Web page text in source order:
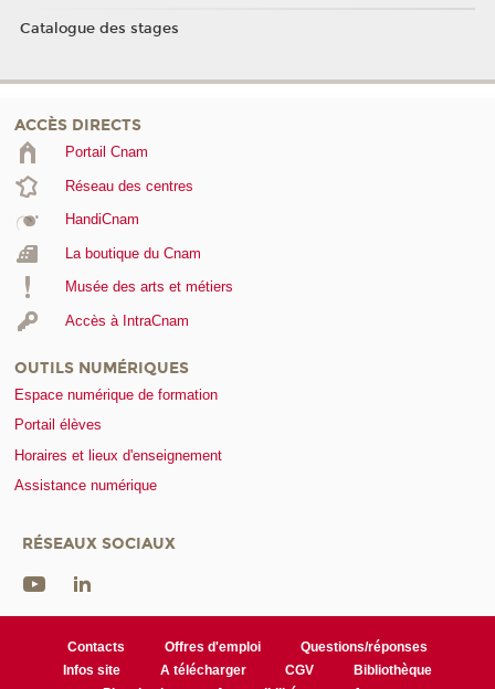
Catalogue des stages
ACCÈS DIRECTS
Portail Cnam
Réseau des centres
HandiCnam
La boutique du Cnam
Musée des arts et métiers
Accès à IntraCnam
OUTILS NUMÉRIQUES
Espace numérique de formation
Portail élèves
Horaires et lieux d'enseignement
Assistance numérique
RÉSEAUX SOCIAUX
Contacts Offres d'emploi
Questions/réponses
Infos site
A télécharger CGV
Bibliothèque